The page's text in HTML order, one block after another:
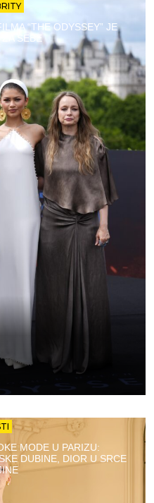
“THE ODYSSEY” JE
SEBE
MODE U PARIZU:
DUBINE, DIOR U SRCE